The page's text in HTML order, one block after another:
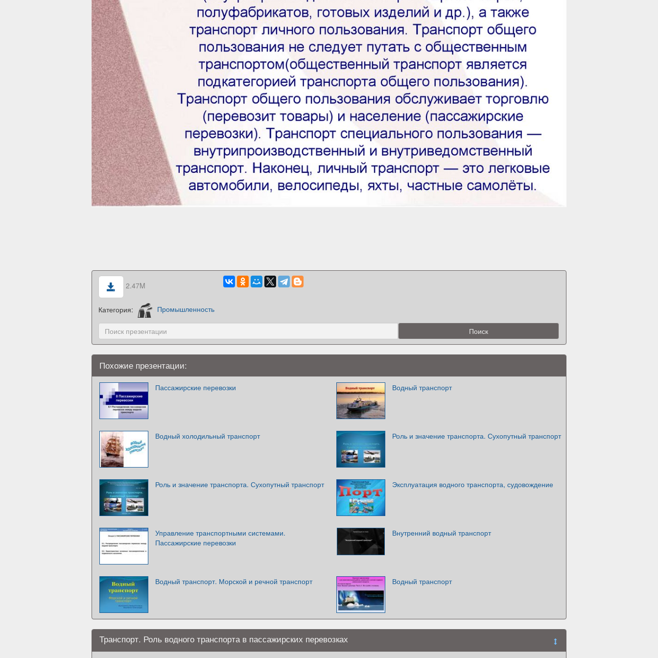
2.47M
Категория: Промышленность
Похожие презентации:
Пассажирские перевозки Водный транспорт
Водный холодильный транспорт Роль и значение транспорта. Сухопутный транспорт
Роль и значение транспорта. Сухопутный транспорт Эксплуатация водного транспорта, судовождение
Управление транспортными системами.
Пассажирские перевозки
Внутренний водный транспорт
Водный транспорт. Морской и речной транспорт Водный транспорт
Транспорт. Роль водного транспорта в пассажирских перевозках